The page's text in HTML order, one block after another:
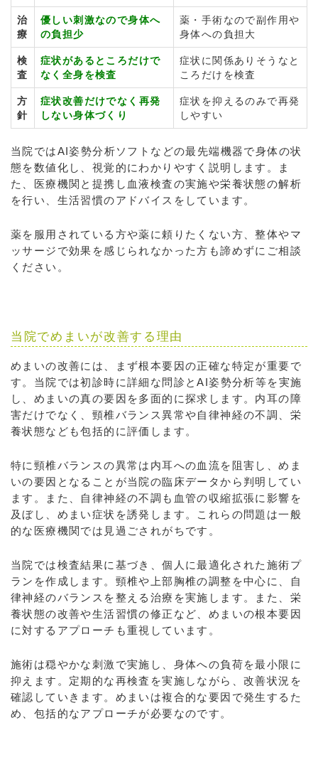
治
療
優しい刺激なので身体へ
の負担少
薬・手術なので副作用や
身体への負担大
検
査
症状があるところだけで
なく全身を検査
症状に関係ありそうなと
ころだけを検査
方
針
症状改善だけでなく再発
しない身体づくり
症状を抑えるのみで再発
しやすい
当院ではAI姿勢分析ソフトなどの最先端機器で身体の状
態を数値化し、視覚的にわかりやすく説明します。ま
た、医療機関と提携し血液検査の実施や栄養状態の解析
を行い、生活習慣のアドバイスをしています。
薬を服用されている方や薬に頼りたくない方、整体やマ
ッサージで効果を感じられなかった方も諦めずにご相談
ください。
当院でめまいが改善する理由
めまいの改善には、まず根本要因の正確な特定が重要で
す。当院では初診時に詳細な問診とAI姿勢分析等を実施
し、めまいの真の要因を多面的に探求します。内耳の障
害だけでなく、頸椎バランス異常や自律神経の不調、栄
養状態なども包括的に評価します。
特に頸椎バランスの異常は内耳への血流を阻害し、めま
いの要因となることが当院の臨床データから判明してい
ます。また、自律神経の不調も血管の収縮拡張に影響を
及ぼし、めまい症状を誘発します。これらの問題は一般
的な医療機関では見過ごされがちです。
当院では検査結果に基づき、個人に最適化された施術プ
ランを作成します。頸椎や上部胸椎の調整を中心に、自
律神経のバランスを整える治療を実施します。また、栄
養状態の改善や生活習慣の修正など、めまいの根本要因
に対するアプローチも重視しています。
施術は穏やかな刺激で実施し、身体への負荷を最小限に
抑えます。定期的な再検査を実施しながら、改善状況を
確認していきます。めまいは複合的な要因で発生するた
め、包括的なアプローチが必要なのです。